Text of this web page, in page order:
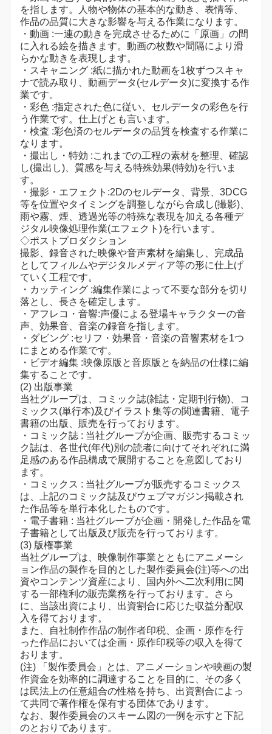
を指します。人物や物体の基本的な動き、表情等、
作品の品質に大きな影響を与える作業になります。
・動画 :一連の動きを完成させるために「原画」の間
に入れる絵を描きます。動画の枚数や間隔により滑
らかな動きを表現します。
・スキャニング :紙に描かれた動画を1枚ずつスキャ
ナで読み取り、動画データ(セルデータ)に変換する作
業です。
・彩色 :指定された色に従い、セルデータの彩色を行
う作業です。仕上げとも言います。
・検査 :彩色済のセルデータの品質を検査する作業に
なります。
・撮出し・特効 :これまでの工程の素材を整理、確認
し(撮出し)、質感を与える特殊効果(特効)を行いま
す。
・撮影・エフェクト:2Dのセルデータ、背景、3DCG
等を位置やタイミングを調整しながら合成し(撮影)、
雨や霧、煙、透過光等の特殊な表現を加える各種デ
ジタル映像処理作業(エフェクト)を行います。
◇ポストプロダクション
撮影、録音された映像や音声素材を編集し、完成品
としてフィルムやデジタルメディア等の形に仕上げ
ていく工程です。
・カッティング :編集作業によって不要な部分を切り
落とし、長さを確定します。
・アフレコ・音響:声優による登場キャラクターの音
声、効果音、音楽の録音を指します。
・ダビング :セリフ・効果音・音楽の音響素材を1つ
にまとめる作業です。
・ビデオ編集 :映像原版と音原版とを納品の仕様に編
集することです。
(2) 出版事業
当社グループは、コミック誌(雑誌・定期刊行物)、コ
ミックス(単行本)及びイラスト集等の関連書籍、電子
書籍の出版、販売を行っております。
・コミック誌 : 当社グループが企画、販売するコミッ
ク誌は、各世代(年代)別の読者に向けてそれぞれに満
足感のある作品構成で展開することを意図しており
ます。
・コミックス : 当社グループが販売するコミックス
は、上記のコミック誌及びウェブマガジン掲載され
た作品等を単行本化したものです。
・電子書籍 : 当社グループが企画・開発した作品を電
子書籍として出版及び販売を行っております。
(3) 版権事業
当社グループは、映像制作事業とともにアニメーシ
ョン作品の製作を目的とした製作委員会(注)等への出
資やコンテンツ資産により、国内外へ二次利用に関
する一部権利の販売業務を行っております。さら
に、当該出資により、出資割合に応じた収益分配収
入を得ております。
また、自社制作作品の制作者印税、企画・原作を行
った作品においては企画・原作印税等の収入を得て
おります。
(注) 「製作委員会」とは、アニメーションや映画の製
作資金を効率的に調達することを目的に、その多く
は民法上の任意組合の性格を持ち、出資割合によっ
て共同で著作権を保有する団体であります。
なお、製作委員会のスキーム図の一例を示すと下記
のとおりであります。